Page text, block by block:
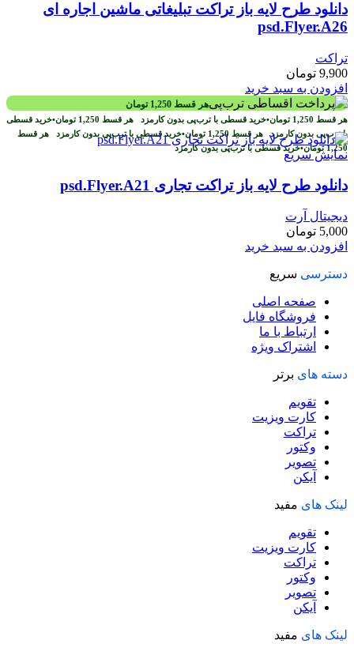
دانلود طرح لايه باز تراکت تبلیغاتی ماشین اجاره ای
psd.Flyer.A26
تراکت
9,900 تومان
افزودن به سبد خرید
هر قسط 1,250 تومان
هر قسط 1,250 تومان•خرید قسطی با ترب‌پی بدون کارمزد هر قسط 1,250 تومان•خرید قسطی
با ترب‌پی بدون کارمزد هر قسط 1,250 تومان•خرید قسطی با ترب‌پی بدون کارمزد هر قسط
1,250 تومان•خرید قسطی با ترب‌پی بدون کارمزدنمایش سریع
دانلود طرح لایه باز تراکت تجاری psd.Flyer.A21
دیجیتال آرت
5,000 تومان
افزودن به سبد خرید
دسترسی سریع
صفحه اصلی
فروشگاه فایل
ارتباط با ما
اشتراک ویژه
دسته های برتر
تقویم
کارت ویزیت
تراکت
وکتور
تصویر
آیکن
لینک های مفید
تقویم
کارت ویزیت
تراکت
وکتور
تصویر
آیکن
لینک های مفید